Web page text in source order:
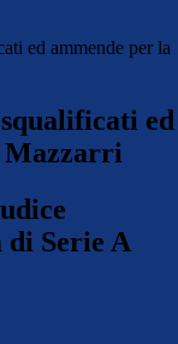
ed ammende per la
ed
Mazzarri
di Serie A